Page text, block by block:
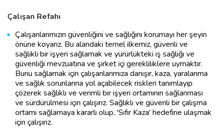
Çalışan Refahı
Çalışanlarımızın güvenliğini ve sağlığını korumayı her şeyin
önüne koyarız. Bu alandaki temel ilkemiz, güvenli ve
sağlıklı bir işyeri sağlamak ve yürürlükteki iş sağlığı ve
güvenliği mevzuatına ve şirket içi gerekliliklere uymaktır.
Bunu sağlamak için çalışanlarımıza danışır, kaza, yaralanma
ve sağlık sorunlarına yol açabilecek riskleri tanımlayıp
çözerek sağlıklı ve verimli bir işyeri ortamının sağlanması
ve sürdürülmesi için çalışırız. Sağlıklı ve güvenli bir çalışma
ortamı sağlamaya kararlı olup, 'Sıfır Kaza' hedefine ulaşmak
için çalışırız.